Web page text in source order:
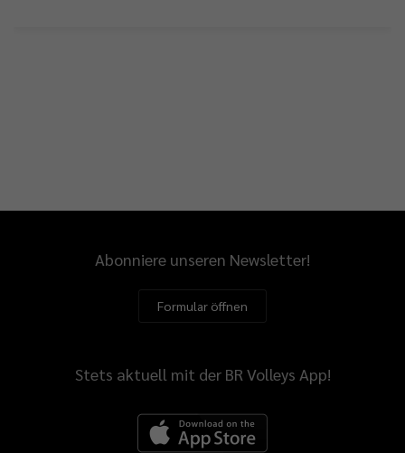
Abonniere unseren Newsletter!
Formular öffnen
Stets aktuell mit der BR Volleys App!